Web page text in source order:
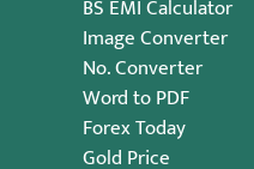
BS EMI Calculator
Image Converter
No. Converter
Word to PDF
Forex Today
Gold Price